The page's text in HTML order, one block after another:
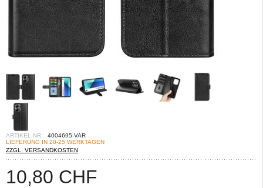
ARTIKEL-NR.: 4004695-VAR
LIEFERUNG IN 20-25 WERKTAGEN
ZZGL. VERSANDKOSTEN
10,80 CHF